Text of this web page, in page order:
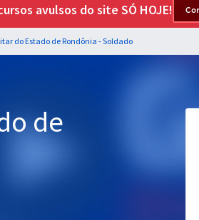
avulsos do site SÓ HOJE!
do Estado de Rondônia - Soldado
de